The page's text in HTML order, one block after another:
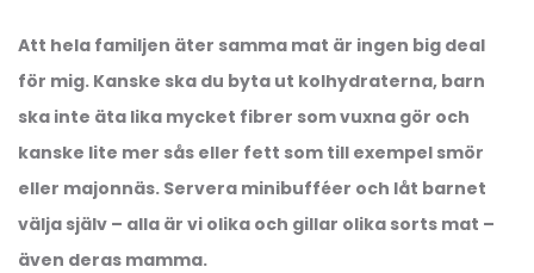
Att hela familjen äter samma mat är ingen big deal
för mig. Kanske ska du byta ut kolhydraterna, barn
ska inte äta lika mycket fibrer som vuxna gör och
kanske lite mer sås eller fett som till exempel smör
eller majonnäs. Servera minibufféer och låt barnet
välja själv – alla är vi olika och gillar olika sorts mat –
även deras mamma.